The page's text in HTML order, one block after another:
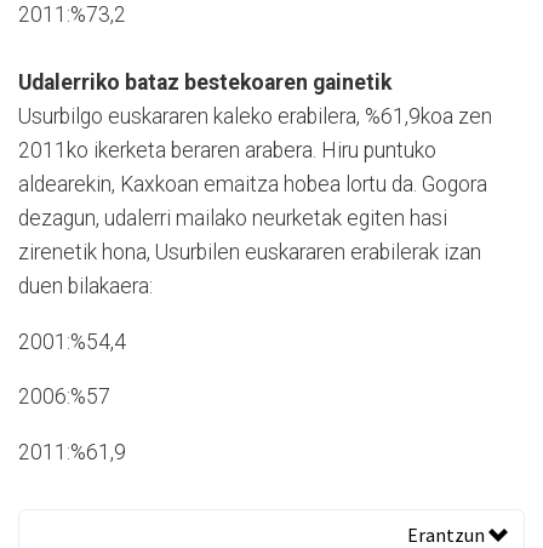
2011:%73,2
Udalerriko bataz bestekoaren gainetik
Usurbilgo euskararen kaleko erabilera, %61,9koa zen
2011ko ikerketa beraren arabera. Hiru puntuko
aldearekin, Kaxkoan emaitza hobea lortu da. Gogora
dezagun, udalerri mailako neurketak egiten hasi
zirenetik hona, Usurbilen euskararen erabilerak izan
duen bilakaera:
2001:%54,4
2006:%57
2011:%61,9
Erantzun